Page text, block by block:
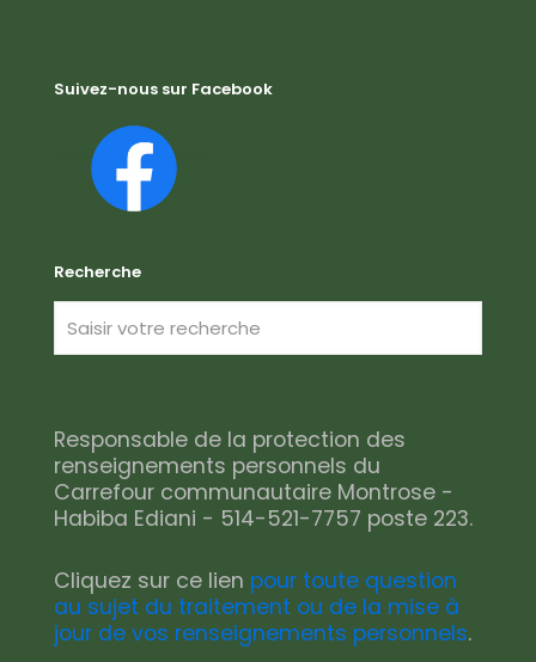
Suivez-nous sur Facebook
Recherche
Responsable de la protection des
renseignements personnels du
Carrefour communautaire Montrose -
Habiba Ediani - 514-521-7757 poste 223.
Cliquez sur ce lien pour toute question
au sujet du traitement ou de la mise à
jour de vos renseignements personnels.